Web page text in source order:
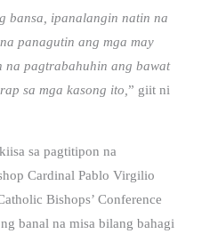
bansa, ipanalangin natin na
panagutin ang mga may
na pagtrabahuhin ang bawat
sa mga kasong ito, ” giit ni
sa pagtitipon na
Cardinal Pablo Virgilio
Bishops’ Conference
banal na misa bilang bahagi